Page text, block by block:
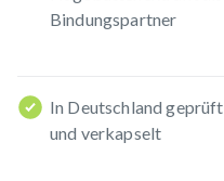
Bindungspartner
In Deutschland geprüft
und verkapselt